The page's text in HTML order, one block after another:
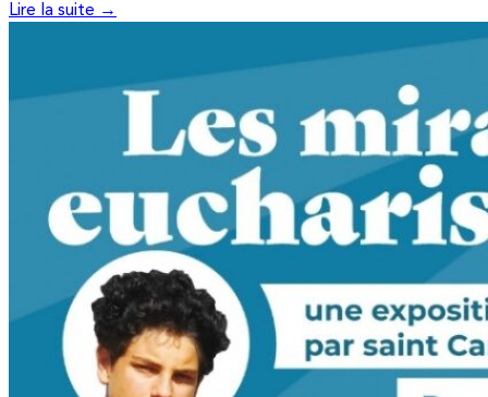
Lire la suite →